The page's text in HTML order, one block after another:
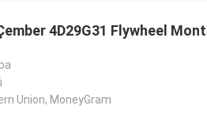
4D29G31 Flywheel
Union, MoneyGram